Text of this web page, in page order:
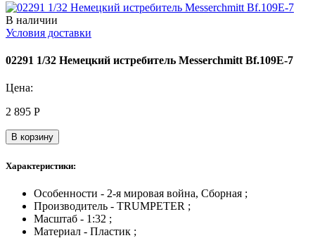
В наличии
Условия доставки
02291 1/32 Немецкий истребитель Messerchmitt Bf.109E-7
Цена:
2 895 Р
В корзину
Характеристики:
Особенности - 2-я мировая война, Сборная ;
Производитель - TRUMPETER ;
Масштаб - 1:32 ;
Материал - Пластик ;